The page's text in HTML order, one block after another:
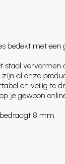
bedekt met een
staal vervormen
al onze
en veilig te
je gewoon
8 mm.